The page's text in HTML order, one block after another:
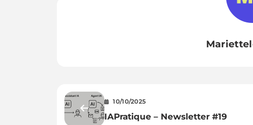
10/10/2025
IAPratique – Newsletter #19